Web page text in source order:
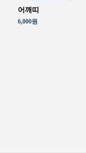
어깨띠
6,000원